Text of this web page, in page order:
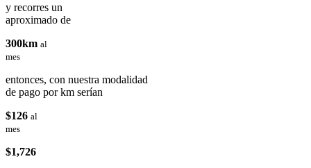
y recorres un
aproximado de
300km al
mes
entonces, con nuestra modalidad
de pago por km serían
$126 al
mes
$1,726